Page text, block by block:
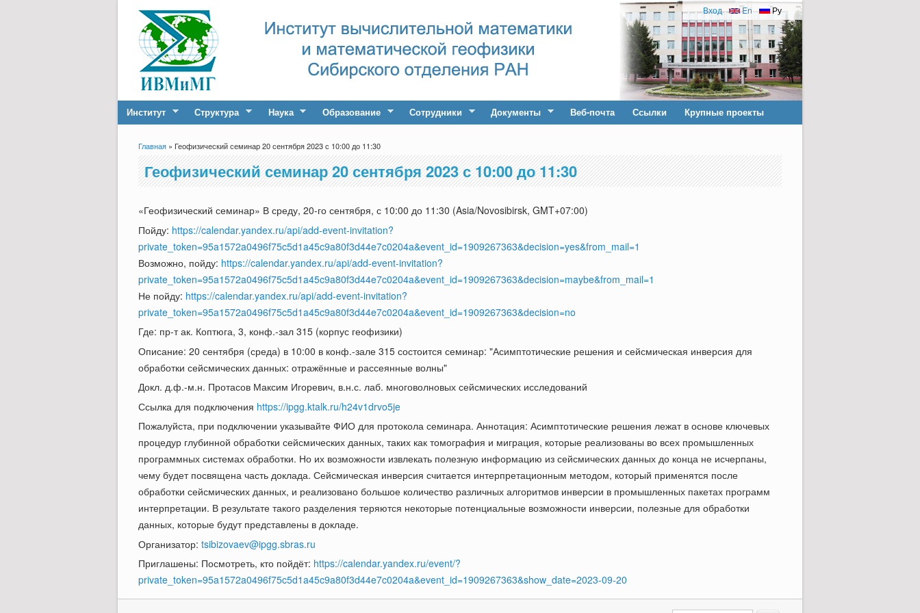
Ру
En
Вход
Институт Структура Наука Образование Сотрудники Документы Веб-почта Ссылки Крупные проекты
Вы здесь
Главная » Геофизический семинар 20 сентября 2023 с 10:00 до 11:30
Геофизический семинар 20 сентября 2023 с 10:00 до 11:30
«Геофизический семинар» В среду, 20-го сентября, с 10:00 до 11:30 (Asia/Novosibirsk, GMT+07:00)
Пойду: https://calendar.yandex.ru/api/add-event-invitation?
private_token=95a1572a0496f75c5d1a45c9a80f3d44e7c0204a&event_id=1909267363&decision=yes&from_mail=1
Возможно, пойду: https://calendar.yandex.ru/api/add-event-invitation?
private_token=95a1572a0496f75c5d1a45c9a80f3d44e7c0204a&event_id=1909267363&decision=maybe&from_mail=1
Не пойду: https://calendar.yandex.ru/api/add-event-invitation?
private_token=95a1572a0496f75c5d1a45c9a80f3d44e7c0204a&event_id=1909267363&decision=no
Где: пр-т ак. Коптюга, 3, конф.-зал 315 (корпус геофизики)
Описание: 20 сентября (среда) в 10:00 в конф.-зале 315 состоится семинар: "Асимптотические решения и сейсмическая инверсия для
обработки сейсмических данных: отражённые и рассеянные волны"
Докл. д.ф.-м.н. Протасов Максим Игоревич, в.н.с. лаб. многоволновых сейсмических исследований
Ссылка для подключения https://ipgg.ktalk.ru/h24v1drvo5je
Пожалуйста, при подключении указывайте ФИО для протокола семинара. Аннотация: Асимптотические решения лежат в основе ключевых
процедур глубинной обработки сейсмических данных, таких как томография и миграция, которые реализованы во всех промышленных
программных системах обработки. Но их возможности извлекать полезную информацию из сейсмических данных до конца не исчерпаны,
чему будет посвящена часть доклада. Сейсмическая инверсия считается интерпретационным методом, который применятся после
обработки сейсмических данных, и реализовано большое количество различных алгоритмов инверсии в промышленных пакетах программ
интерпретации. В результате такого разделения теряются некоторые потенциальные возможности инверсии, полезные для обработки
данных, которые будут представлены в докладе.
Организатор: tsibizovaev@ipgg.sbras.ru
Приглашены: Посмотреть, кто пойдёт: https://calendar.yandex.ru/event/?
private_token=95a1572a0496f75c5d1a45c9a80f3d44e7c0204a&event_id=1909267363&show_date=2023-09-20